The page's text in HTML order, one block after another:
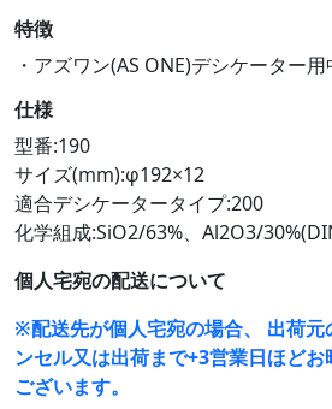
特徴
・アズワン(AS ONE)デシケーター
仕様
型番:190
サイズ(mm):φ192×12
適合デシケータータイプ:200
化学組成:SiO2/63%、Al2O3/
個人宅宛の配送について
※配送先が個人宅宛の場合、 出荷元
ンセル又は出荷まで+3営業日ほど
ございます。